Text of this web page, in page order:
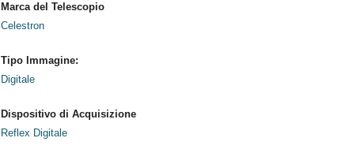
Marca del Telescopio
Celestron
Tipo Immagine:
Digitale
Dispositivo di Acquisizione
Reflex Digitale